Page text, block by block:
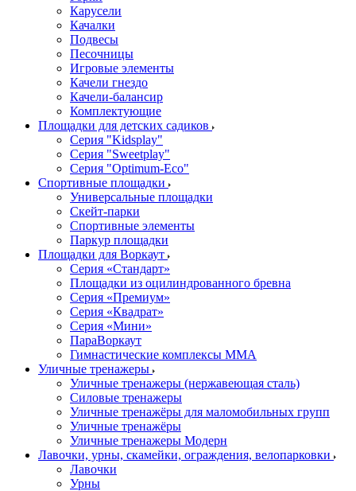
Карусели
Качалки
Подвесы
Песочницы
Игровые элементы
Качели гнездо
Качели-балансир
Комплектующие
Площадки для детских садиков
Серия "Kidsplay"
Серия "Sweetplay"
Серия "Оptimum-Еco"
Спортивные площадки
Универсальные площадки
Скейт-парки
Спортивные элементы
Паркур площадки
Площадки для Воркаут
Серия «Стандарт»
Площадки из оцилиндрованного бревна
Серия «Премиум»
Серия «Квадрат»
Серия «Мини»
ПараВоркаут
Гимнастические комплексы ММА
Уличные тренажеры
Уличные тренажеры (нержавеющая сталь)
Силовые тренажеры
Уличные тренажёры для маломобильных групп
Уличные тренажёры
Уличные тренажеры Модерн
Лавочки, урны, скамейки, ограждения, велопарковки
Лавочки
Урны